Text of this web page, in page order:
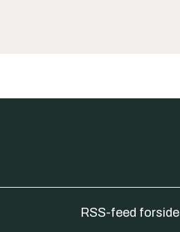
RSS-feed forside